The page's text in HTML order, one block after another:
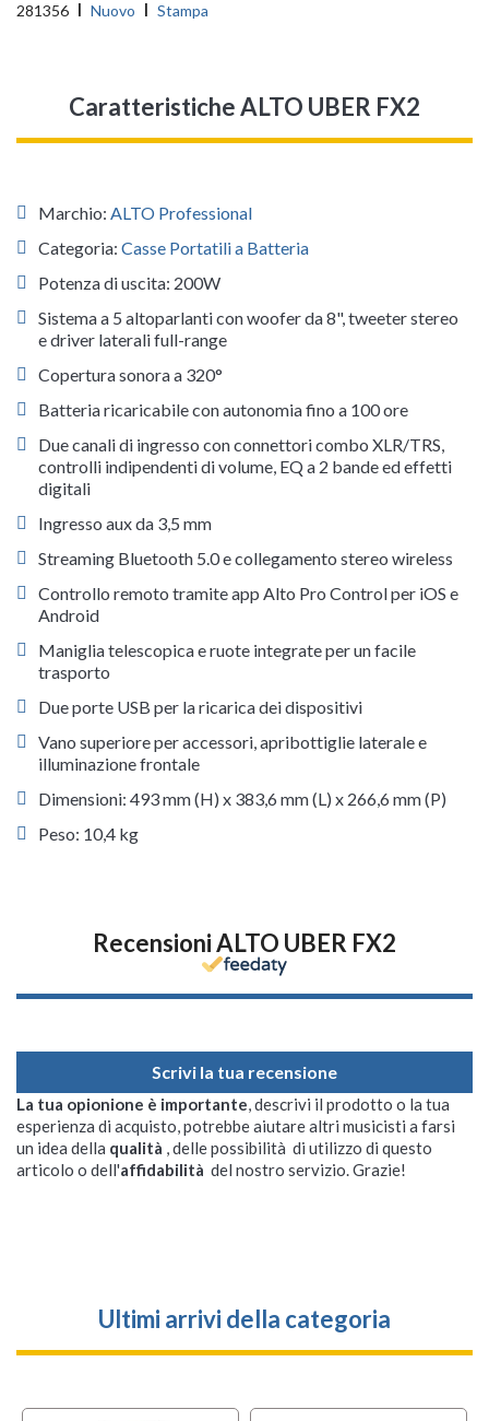
281356 Nuovo Stampa
Caratteristiche ALTO UBER FX2
Marchio: ALTO Professional
Categoria: Casse Portatili a Batteria
Potenza di uscita: 200W
Sistema a 5 altoparlanti con woofer da 8", tweeter stereo
e driver laterali full-range
Copertura sonora a 320°
Batteria ricaricabile con autonomia fino a 100 ore
Due canali di ingresso con connettori combo XLR/TRS,
controlli indipendenti di volume, EQ a 2 bande ed effetti
digitali
Ingresso aux da 3,5 mm
Streaming Bluetooth 5.0 e collegamento stereo wireless
Controllo remoto tramite app Alto Pro Control per iOS e
Android
Maniglia telescopica e ruote integrate per un facile
trasporto
Due porte USB per la ricarica dei dispositivi
Vano superiore per accessori, apribottiglie laterale e
illuminazione frontale
Dimensioni: 493 mm (H) x 383,6 mm (L) x 266,6 mm (P)
Peso: 10,4 kg
Recensioni ALTO UBER FX2
Scrivi la tua recensione
La tua opionione è importante, descrivi il prodotto o la tua
esperienza di acquisto, potrebbe aiutare altri musicisti a farsi
un idea della qualità , delle possibilità di utilizzo di questo
articolo o dell'affidabilità del nostro servizio. Grazie!
Ultimi arrivi della categoria